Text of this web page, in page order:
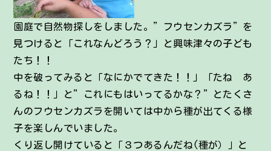
園庭で自然物探しをしました。”フウセンカズラ”を
見つけると「これなんどろう？」と興味津々の子ども
たち！！
中を破ってみると「なにかでてきた！！」「たね あ
るね！！」と”これにもはいってるかな？”とたくさ
んのフウセンカズラを開いては中から種が出てくる様
子を楽しんでいました。
くり返し開けていると「３つあるんだね(種が）」と